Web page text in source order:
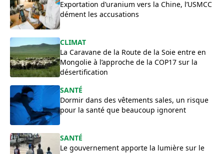
Exportation d’uranium vers la Chine, l’USMCC
dément les accusations
CLIMAT
La Caravane de la Route de la Soie entre en
Mongolie à l’approche de la COP17 sur la
désertification
SANTÉ
Dormir dans des vêtements sales, un risque
pour la santé que beaucoup ignorent
SANTÉ
Le gouvernement apporte la lumière sur le